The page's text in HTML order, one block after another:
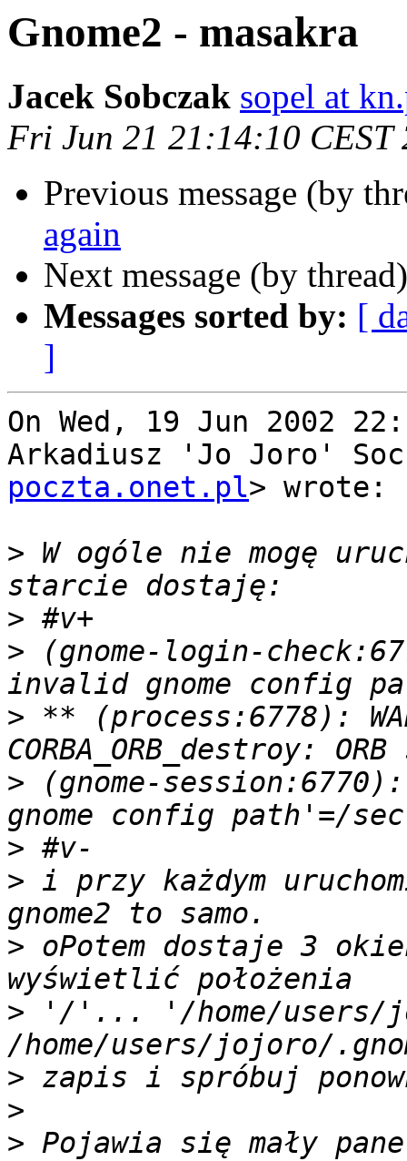
Gnome2 - masakra
Jacek Sobczak sopel at
Fri Jun 21 21:14:10 CEST
Previous message (by
again
Next message (by
Messages sorted by: [
]
On Wed, 19 Jun 2002
Arkadiusz 'Jo Joro'
poczta.onet.pl> wrote:
> W ogóle nie mogę
>
> (gnome-login-
> ** (process:6778):
> (gnome-
>
> i przy każdym
> oPotem dostaje 3
> '/'... '/home/
>
>
> Pojawia się mały